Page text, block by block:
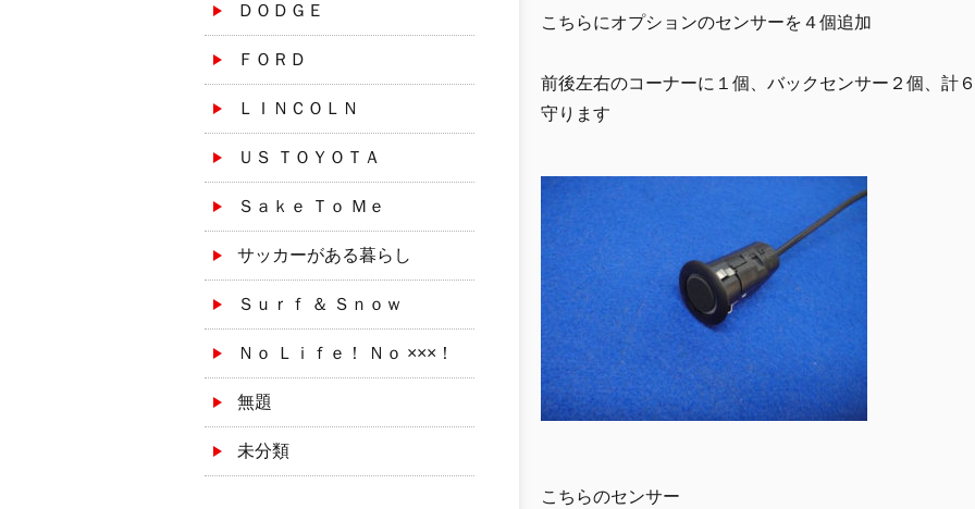
ＤＯＤＧＥ
ＦＯＲＤ
ＬＩＮＣＯＬＮ
ＵＳ ＴＯＹＯＴＡ
Ｓａｋｅ Ｔｏ Ｍｅ
サッカーがある暮らし
Ｓｕｒｆ ＆ Ｓｎｏｗ
Ｎｏ Ｌｉｆｅ！ Ｎｏ ×××！
無題
未分類
こちらにオプションのセンサーを４個追加
前後左右のコーナーに１個、バックセンサー２個、計
守ります
こちらのセンサー